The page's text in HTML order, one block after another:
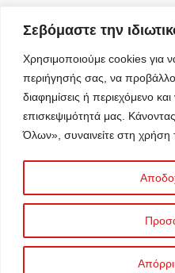
Σεβόμαστε την
Χρησιμοποιούμε cookies για
περιήγησής σας, να
διαφημίσεις ή περιεχόμενο
επισκεψιμότητά μας.
Όλων», συναινείτε στη
Information
© 2025 C&A